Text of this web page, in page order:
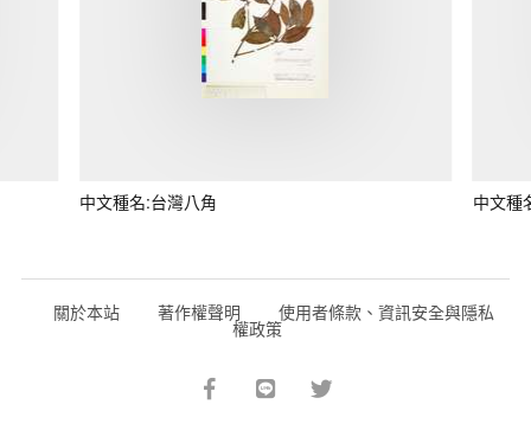
中文種名:台灣八角 中文種
關於本站 著作權聲明 使用者條款、資訊安全與隱私
權政策